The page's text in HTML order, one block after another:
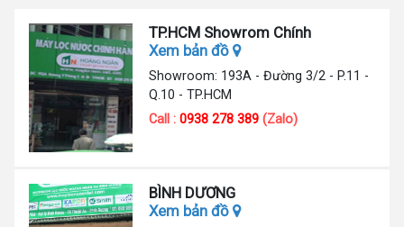
TP.HCM Showrom Chính
Xem bản đồ
Showroom: 193A - Đường 3/2 - P.11 -
Q.10 - TP.HCM
Call :0938 278 389(Zalo)
BÌNH DƯƠNG
Xem bản đồ